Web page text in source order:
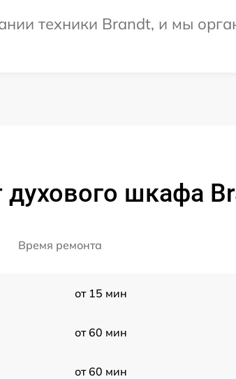
техники Brandt, и мы
шкафа
Время ремонта
от 15 мин
от 60 мин
от 60 мин